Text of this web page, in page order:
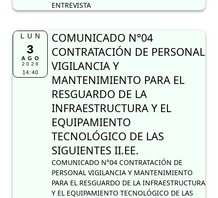
ENTREVISTA
LUN
3
AGO
2026
14:40
COMUNICADO N°04
CONTRATACIÓN DE PERSONAL
VIGILANCIA Y
MANTENIMIENTO PARA EL
RESGUARDO DE LA
INFRAESTRUCTURA Y EL
EQUIPAMIENTO
TECNOLÓGICO DE LAS
SIGUIENTES II.EE.
COMUNICADO N°04 CONTRATACIÓN DE
PERSONAL VIGILANCIA Y MANTENIMIENTO
PARA EL RESGUARDO DE LA INFRAESTRUCTURA
Y EL EQUIPAMIENTO TECNOLÓGICO DE LAS